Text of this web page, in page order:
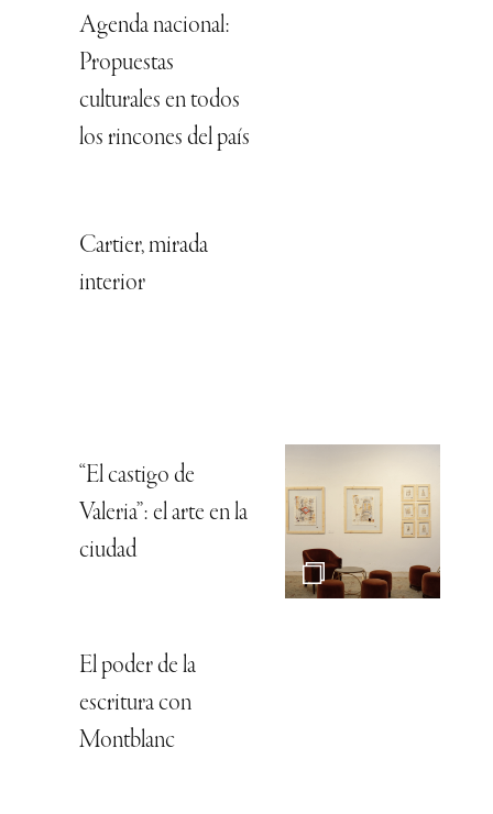
Agenda nacional:
Propuestas
culturales en todos
los rincones del país
Cartier, mirada
interior
“El castigo de
Valeria”: el arte en la
ciudad
El poder de la
escritura con
Montblanc